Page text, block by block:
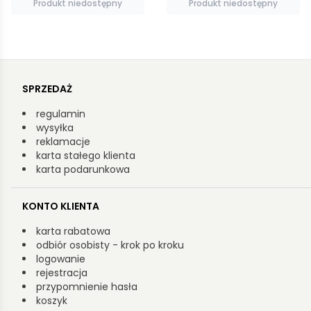
Produkt niedostępny Produkt niedostępny
SPRZEDAŻ
regulamin
wysyłka
reklamacje
karta stałego klienta
karta podarunkowa
KONTO KLIENTA
karta rabatowa
odbiór osobisty - krok po kroku
logowanie
rejestracja
przypomnienie hasła
koszyk